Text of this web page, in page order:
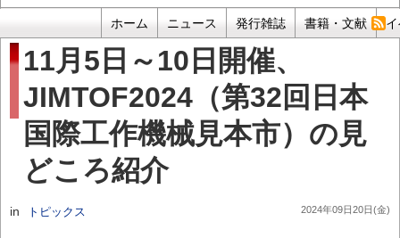
リ
ン
ラ
イ
リ
ホーム ニュース 発行雑誌 書籍・文献
11月5日～10日開催、
JIMTOF2024（第32回日本
国際工作機械見本市）の見
どころ紹介
2024年09日20日(金)
in トピックス